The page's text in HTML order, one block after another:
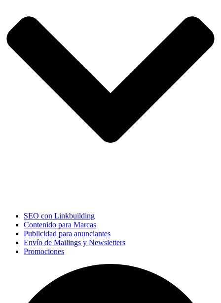
SEO con Linkbuilding
Contenido para Marcas
Publicidad para anunciantes
Envío de Mailings y Newsletters
Promociones